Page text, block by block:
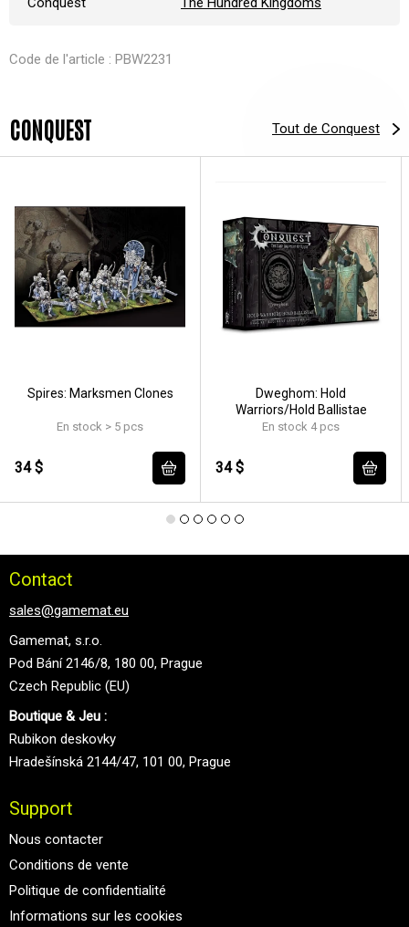
Code de l'article : PBW2231
CONQUEST Tout de Conquest
Spires: Marksmen Clones
En stock > 5 pcs
34 $
Dweghom: Hold
Warriors/Hold Ballistae
En stock 4 pcs
34 $
Contact
sales@gamemat.eu
Gamemat, s.r.o.
Pod Bání 2146/8, 180 00, Prague
Czech Republic (EU)
Boutique & Jeu :
Rubikon deskovky
Hradešínská 2144/47, 101 00, Prague
Support
Nous contacter
Conditions de vente
Politique de confidentialité
Informations sur les cookies